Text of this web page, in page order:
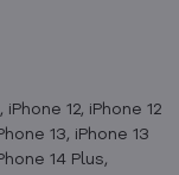
12, iPhone 12
13, iPhone 13
14 Plus,